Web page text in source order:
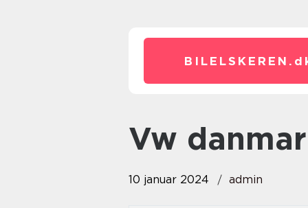
BILELSKEREN.
vw
10 januar 2024 admin